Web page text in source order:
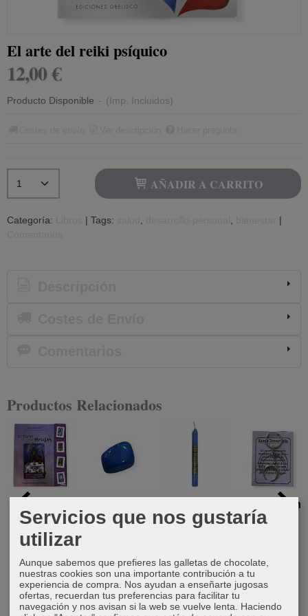
El arte del reiki psíquico
12,00 €
Producto Disponible - (Imp. Incluidos)
AÑADIR A CARRITO
Categoría: | Tags:
|
Productos Relacionados
las Brujas
25,00 €
rodado
Howlita
perfumada
de romero
Llavero Luna
Invertida
Servicios que nos gustaría
utilizar
Aunque sabemos que prefieres las galletas de chocolate,
nuestras cookies son una importante contribución a tu
experiencia de compra. Nos ayudan a enseñarte jugosas
ofertas, recuerdan tus preferencias para facilitar tu
navegación y nos avisan si la web se vuelve lenta. Haciendo